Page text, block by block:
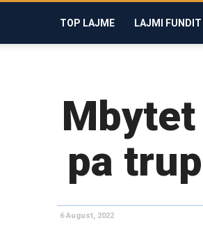
TOP LAJME LAJMI FUNDIT
pa
6 August, 2022